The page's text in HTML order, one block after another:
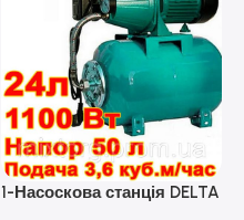
1-Насоскова станція DELTA